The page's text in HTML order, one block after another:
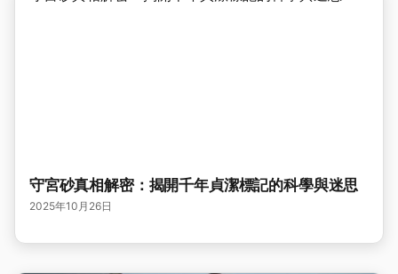
守宮砂真相解密：揭開千年貞潔標記的科學與迷思
2025年10月26日